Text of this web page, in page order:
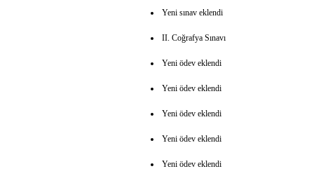
Yeni sınav eklendi
II. Coğrafya Sınavı
Yeni ödev eklendi
Yeni ödev eklendi
Yeni ödev eklendi
Yeni ödev eklendi
Yeni ödev eklendi